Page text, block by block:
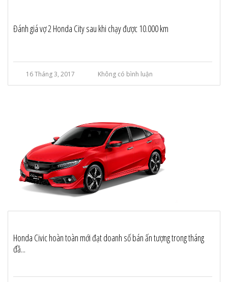
Đánh giá vợ 2 Honda City sau khi chạy được 10.000 km
16 Tháng 3, 2017 Không có bình luận
Honda Civic hoàn toàn mới đạt doanh số bán ấn tượng trong tháng
đầ...